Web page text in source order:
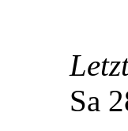
Sa